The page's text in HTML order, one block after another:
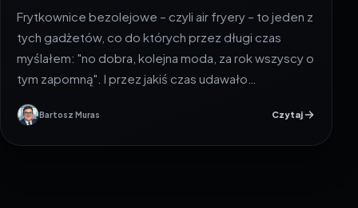
Frytkownice bezolejowe – czyli air fryery – to jeden z
tych gadżetów, co do których przez długi czas
myślałem: "no dobra, kolejna moda, za rok wszyscy o
tym zapomną". I przez jakiś czas udawało…
Bartosz Muras Czytaj